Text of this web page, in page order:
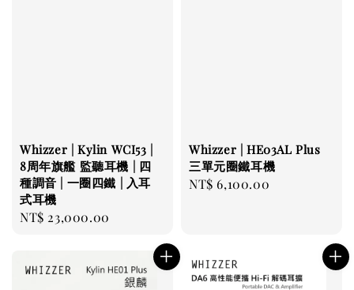
Whizzer | Kylin WCI53 |
8周年旗艦 監聽耳機 | 四
種調音 | 一圈四鐵 | 入耳
式耳機
Regular
NT$ 23,000.00
Whizzer | HE03AL Plus
三單元圈鐵耳機
Regular
NT$ 6,100.00